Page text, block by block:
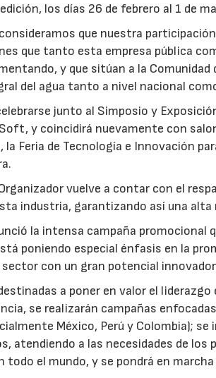
los días 26 de febrero al 1 de
que nuestra
que tanto esta empresa pública
y que sitúan a la
del agua tanto a nivel nacional
junto al Simposio y
y coincidirá nuevamente con
la Feria de Tecnología e Innovación
vuelve a contar con el
industria, garantizando así una
la intensa campaña promocional
poniendo especial énfasis en la
con un gran potencial
a poner en valor el
se realizarán campañas
México, Perú y Colombia);
atendiendo a las necesidades de
todo el mundo, y se pondrá en